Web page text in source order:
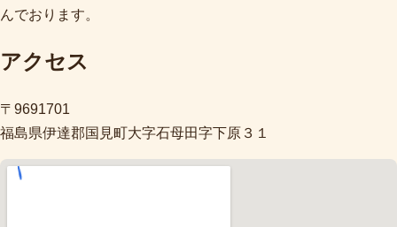
んでおります。
アクセス
〒9691701
福島県伊達郡国見町大字石母田字下原３１